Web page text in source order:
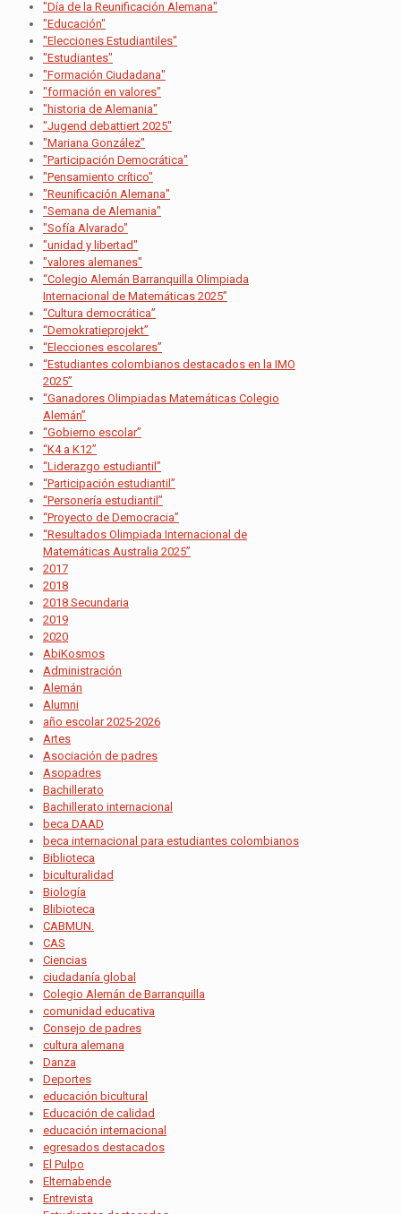
"Día de la Reunificación Alemana"
"Educación"
"Elecciones Estudiantiles"
"Estudiantes"
"Formación Ciudadana"
"formación en valores"
"historia de Alemania"
"Jugend debattiert 2025"
"Mariana González"
"Participación Democrática"
"Pensamiento crítico"
"Reunificación Alemana"
"Semana de Alemania"
"Sofía Alvarado"
"unidad y libertad"
"valores alemanes"
“Colegio Alemán Barranquilla Olimpiada
Internacional de Matemáticas 2025”
“Cultura democrática”
“Demokratieprojekt”
“Elecciones escolares”
“Estudiantes colombianos destacados en la IMO
2025”
“Ganadores Olimpiadas Matemáticas Colegio
Alemán”
“Gobierno escolar”
“K4 a K12”
“Liderazgo estudiantil”
“Participación estudiantil”
“Personería estudiantil”
“Proyecto de Democracia”
“Resultados Olimpiada Internacional de
Matemáticas Australia 2025”
2017
2018
2018 Secundaria
2019
2020
AbiKosmos
Administración
Alemán
Alumni
año escolar 2025-2026
Artes
Asociación de padres
Asopadres
Bachillerato
Bachillerato internacional
beca DAAD
beca internacional para estudiantes colombianos
Biblioteca
biculturalidad
Biología
Blibioteca
CABMUN.
CAS
Ciencias
ciudadanía global
Colegio Alemán de Barranquilla
comunidad educativa
Consejo de padres
cultura alemana
Danza
Deportes
educación bicultural
Educación de calidad
educación internacional
egresados destacados
El Pulpo
Elternabende
Entrevista